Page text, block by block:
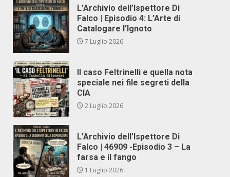
L’Archivio dell’Ispettore Di
Falco | Episodio 4: L’Arte di
Catalogare l’Ignoto
7 Luglio 2026
Il caso Feltrinelli e quella nota
speciale nei file segreti della
CIA
2 Luglio 2026
L’Archivio dell’Ispettore Di
Falco | 46909 -Episodio 3 – La
farsa e il fango
1 Luglio 2026